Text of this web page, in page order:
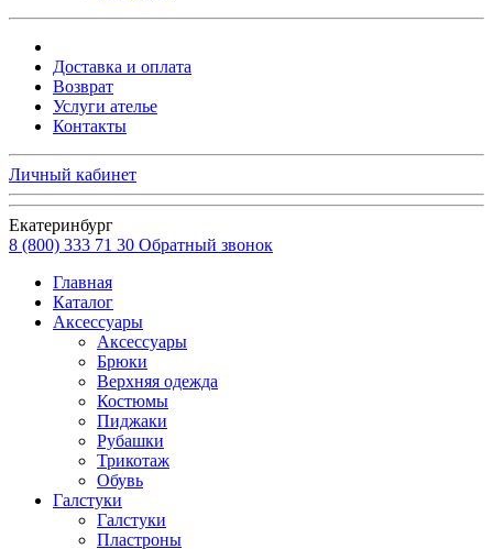
Доставка и оплата
Возврат
Услуги ателье
Контакты
Личный кабинет
Екатеринбург
8 (800) 333 71 30 Обратный звонок
Главная
Каталог
Аксессуары
Аксессуары
Брюки
Верхняя одежда
Костюмы
Пиджаки
Рубашки
Трикотаж
Обувь
Галстуки
Галстуки
Пластроны